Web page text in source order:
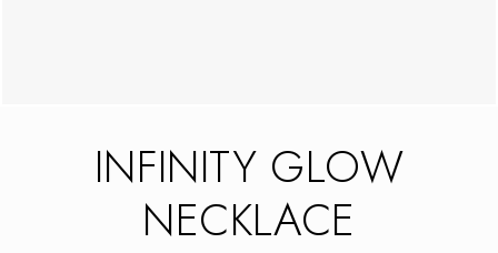
INFINITY GLOW
NECKLACE